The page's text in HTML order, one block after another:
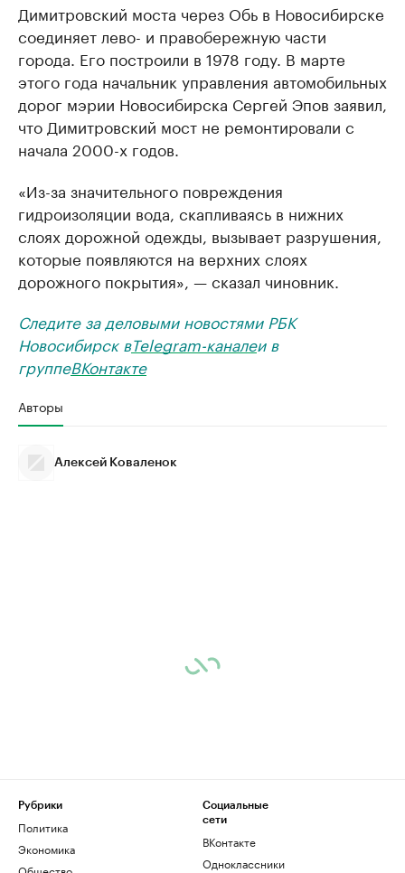
Димитровский моста через Обь в Новосибирске
соединяет лево- и правобережную части
города. Его построили в 1978 году. В марте
этого года начальник управления автомобильных
дорог мэрии Новосибирска Сергей Эпов заявил,
что Димитровский мост не ремонтировали с
начала 2000-х годов.
«Из-за значительного повреждения
гидроизоляции вода, скапливаясь в нижних
слоях дорожной одежды, вызывает разрушения,
которые появляются на верхних слоях
дорожного покрытия», — сказал чиновник.
Следите за деловыми новостями РБК
Новосибирск вTelegram-каналеи в
группеВКонтакте
Авторы
Алексей Коваленок
Рубрики
Политика
Экономика
Социальные
сети
ВКонтакте
Одноклассники